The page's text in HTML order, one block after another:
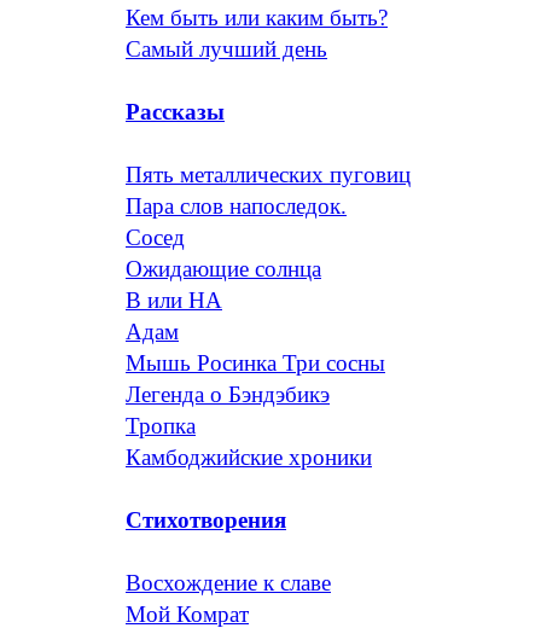
Кем быть или каким быть?
Самый лучший день
Рассказы
Пять металлических пуговиц
Пара слов напоследок.
Сосед
Ожидающие солнца
В или НА
Адам
Мышь Росинка Три сосны
Легенда о Бэндэбикэ
Тропка
Камбоджийские хроники
Стихотворения
Восхождение к славе
Мой Комрат